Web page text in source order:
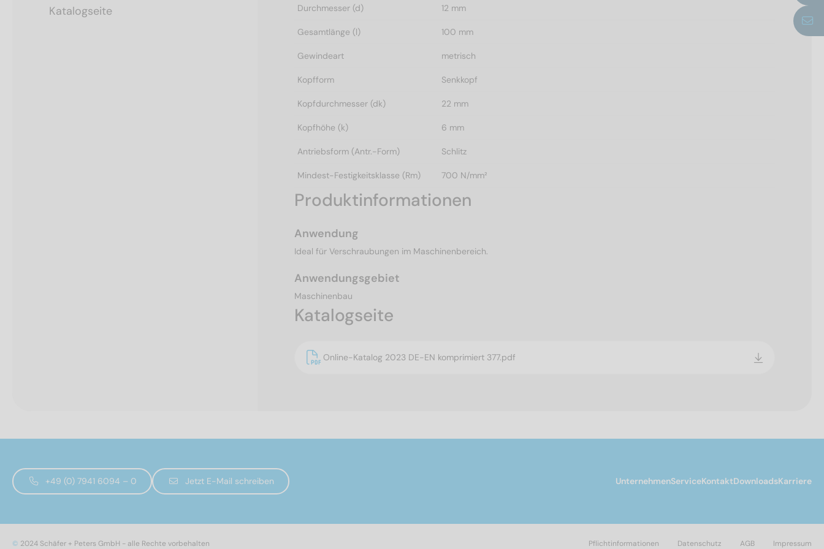
Katalogseite
Durchmesser (d) 12 mm
Gesamtlänge (l) 100 mm
Gewindeart metrisch
Kopfform Senkkopf
Kopfdurchmesser (dk) 22 mm
Kopfhöhe (k) 6 mm
Antriebsform (Antr.-Form) Schlitz
Mindest-Festigkeitsklasse (Rm) 700 N/mm²
Produktinformationen
Anwendung
Ideal für Verschraubungen im Maschinenbereich.
Anwendungsgebiet
Maschinenbau
Katalogseite
Online-Katalog 2023 DE-EN komprimiert 377.pdf
+49 (0) 7941 6094 – 0 Jetzt E-Mail schreiben UnternehmenServiceKontaktDownloadsKarriere
© 2024 Schäfer + Peters GmbH - alle Rechte vorbehalten Pflichtinformationen Datenschutz AGB Impressum